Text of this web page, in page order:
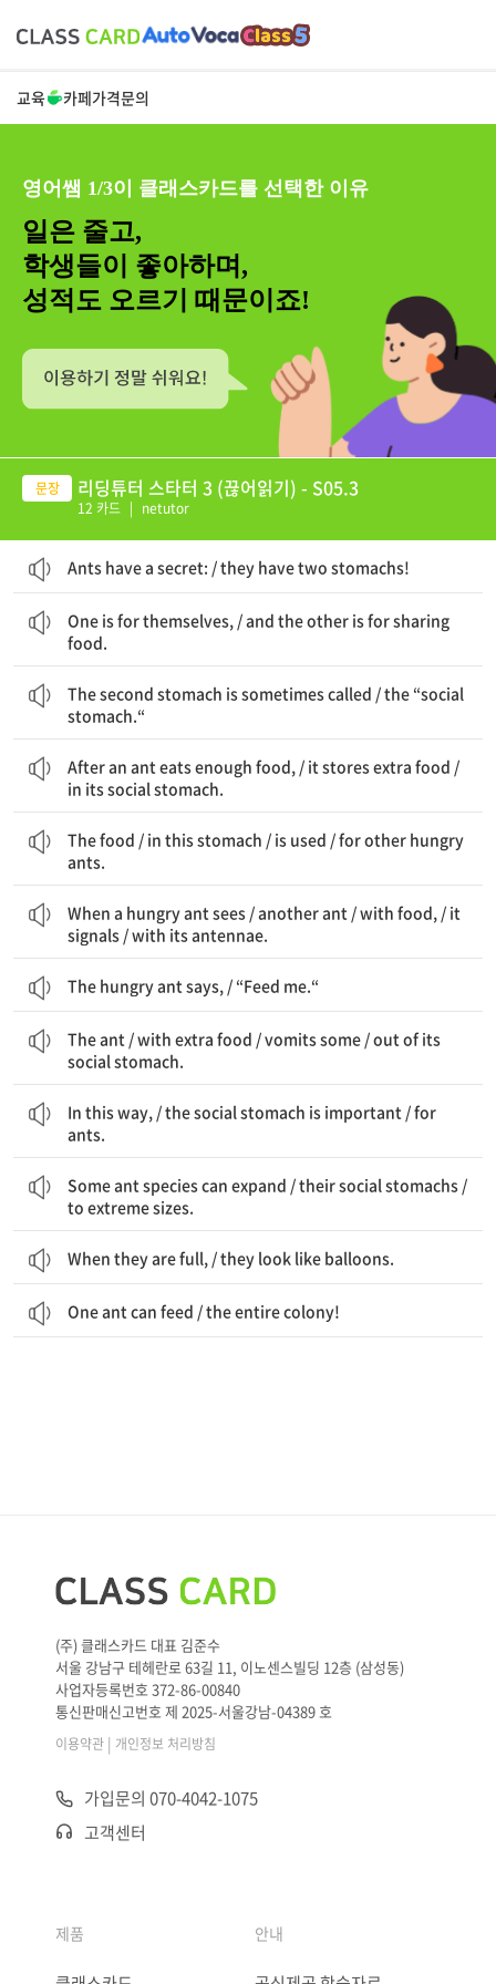
교육 카페가격문의
영어쌤 1/3이 클래스카드를 선택한 이유
일은 줄고,
학생들이 좋아하며,
성적도 오르기 때문이죠!
리딩튜터 스타터 3 (끊어읽기) - S05.3
12 카드 | netutor
Ants have a secret: / they have two stomachs!
One is for themselves, / and the other is for sharing
food.
The second stomach is sometimes called / the “social
stomach.“
After an ant eats enough food, / it stores extra food /
in its social stomach.
The food / in this stomach / is used / for other hungry
ants.
When a hungry ant sees / another ant / with food, / it
signals / with its antennae.
The hungry ant says, / “Feed me.“
The ant / with extra food / vomits some / out of its
social stomach.
In this way, / the social stomach is important / for
ants.
Some ant species can expand / their social stomachs /
to extreme sizes.
When they are full, / they look like balloons.
One ant can feed / the entire colony!
(주) 클래스카드 대표 김준수
서울 강남구 테헤란로 63길 11, 이노센스빌딩 12층 (삼성동)
사업자등록번호 372-86-00840
통신판매신고번호 제 2025-서울강남-04389 호
이용약관 | 개인정보 처리방침
가입문의 070-4042-1075
고객센터
제품 안내